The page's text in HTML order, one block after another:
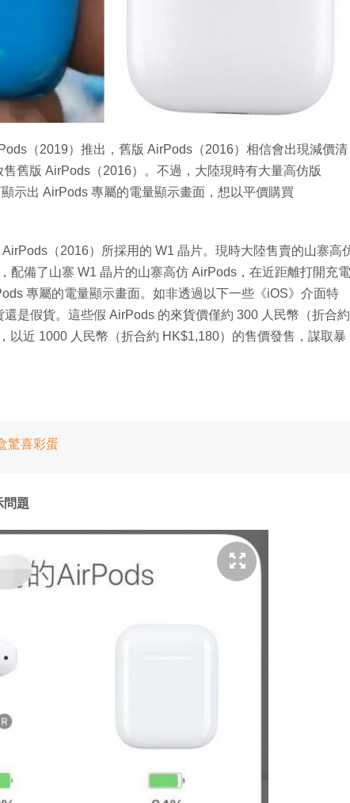
（2019）推出，舊版 AirPods（2016）相信會出現減價清
舊版 AirPods（2016）。不過，大陸現時有大量高仿版
示出 AirPods 專屬的電量顯示畫面，想以平價購買
（2016）所採用的 W1 晶片。現時大陸售賣的山寨高
配備了山寨 W1 晶片的山寨高仿 AirPods，在近距離打開充電
專屬的電量顯示畫面。如非透過以下一些《iOS》介面特
是假貨。這些假 AirPods 的來貨價僅約 300 人民幣（折合約
以近 1000 人民幣（折合約 HK$1,180）的售價發售，謀取暴
驚喜彩蛋
問題